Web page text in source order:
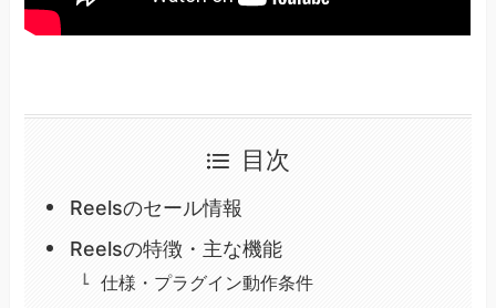
目次
Reelsのセール情報
Reelsの特徴・主な機能
仕様・プラグイン動作条件